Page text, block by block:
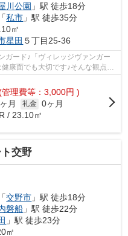
川公園 」駅 徒歩18分
「私市 」駅 徒歩35分
㎡
星田 ５丁目25-36
ガード♪「ヴィレッジヴァンガー
康面でも大切です♪そんな観点か
管理費等：3,000円 )
月 礼金 0ヶ月
/ 23.10㎡
交野
「交野市 」駅 徒歩18分
磐船 」駅 徒歩22分
」駅 徒歩23分
㎡